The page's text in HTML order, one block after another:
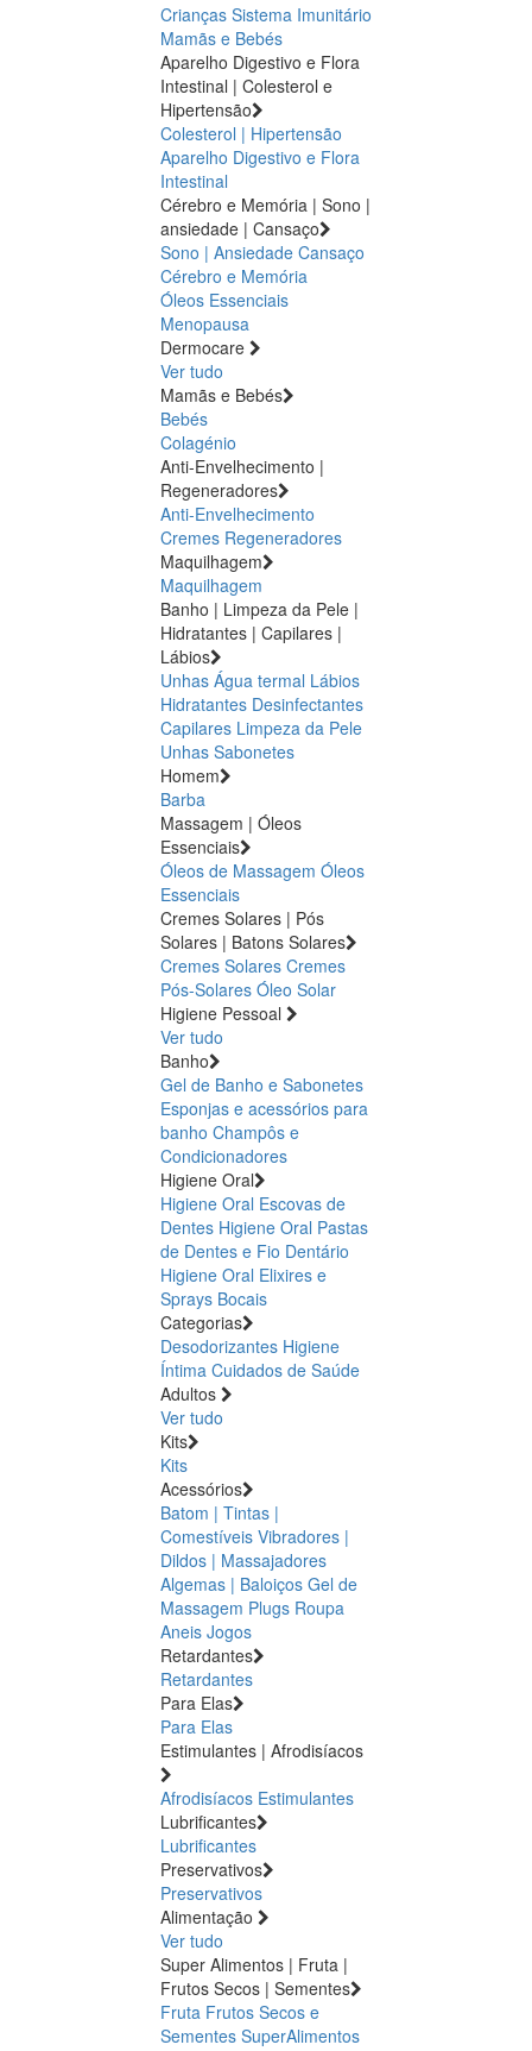
Crianças Sistema Imunitário
Mamãs e Bebés
Aparelho Digestivo e Flora
Intestinal | Colesterol e
Hipertensão
Colesterol | Hipertensão
Aparelho Digestivo e Flora
Intestinal
Cérebro e Memória | Sono |
ansiedade | Cansaço
Sono | Ansiedade Cansaço
Cérebro e Memória
Óleos Essenciais
Menopausa
Dermocare
Ver tudo
Mamãs e Bebés
Bebés
Colagénio
Anti-Envelhecimento |
Regeneradores
Anti-Envelhecimento
Cremes Regeneradores
Maquilhagem
Maquilhagem
Banho | Limpeza da Pele |
Hidratantes | Capilares |
Lábios
Unhas Água termal Lábios
Hidratantes Desinfectantes
Capilares Limpeza da Pele
Unhas Sabonetes
Homem
Barba
Massagem | Óleos
Essenciais
Óleos de Massagem Óleos
Essenciais
Cremes Solares | Pós
Solares | Batons Solares
Cremes Solares Cremes
Pós-Solares Óleo Solar
Higiene Pessoal
Ver tudo
Banho
Gel de Banho e Sabonetes
Esponjas e acessórios para
banho Champôs e
Condicionadores
Higiene Oral
Higiene Oral Escovas de
Dentes Higiene Oral Pastas
de Dentes e Fio Dentário
Higiene Oral Elixires e
Sprays Bocais
Categorias
Desodorizantes Higiene
Íntima Cuidados de Saúde
Adultos
Ver tudo
Kits
Kits
Acessórios
Batom | Tintas |
Comestíveis Vibradores |
Dildos | Massajadores
Algemas | Baloiços Gel de
Massagem Plugs Roupa
Aneis Jogos
Retardantes
Retardantes
Para Elas
Para Elas
Estimulantes | Afrodisíacos
Afrodisíacos Estimulantes
Lubrificantes
Lubrificantes
Preservativos
Preservativos
Alimentação
Ver tudo
Super Alimentos | Fruta |
Frutos Secos | Sementes
Fruta Frutos Secos e
Sementes SuperAlimentos